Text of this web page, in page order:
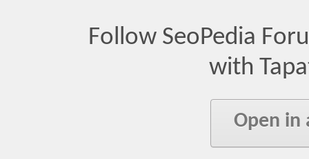
Follow SeoPedia
with
Open in